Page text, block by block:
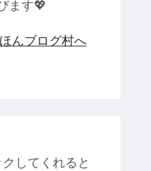
ます💖
クしてくれると